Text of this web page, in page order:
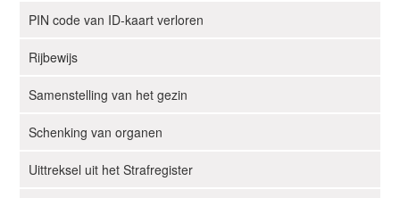
PIN code van ID-kaart verloren
Rijbewijs
Samenstelling van het gezin
Schenking van organen
Uittreksel uit het Strafregister